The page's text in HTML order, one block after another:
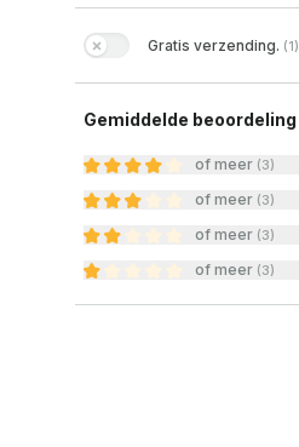
Gratis verzending. (1)
Gemiddelde beoordeling
of meer (3)
of meer (3)
of meer (3)
of meer (3)